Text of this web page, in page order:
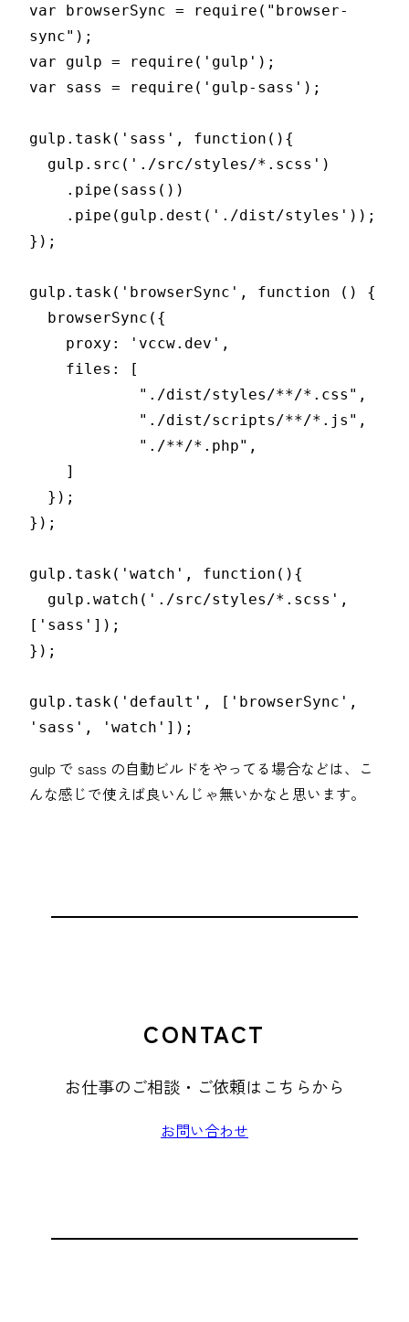
var browserSync = require("browser-
sync");
var gulp = require('gulp');
var sass = require('gulp-sass');
gulp.task('sass', function(){
});
gulp.task('browserSync', function () {
});
gulp.task('watch', function(){
['sass']);
});
gulp.task('default', ['browserSync',
'sass', 'watch']);
gulp で sass の自動ビルドをやってる場合などは、こ
んな感じで使えば良いんじゃ無いかなと思います。
CONTACT
お仕事のご相談・ご依頼はこちらから
お問い合わせ